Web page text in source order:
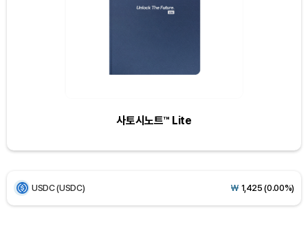
사토시노트™ Lite
BNB (BNB) ₩845,805(+0.02%)
USDC (USDC) ₩ 1,425(0.00%)